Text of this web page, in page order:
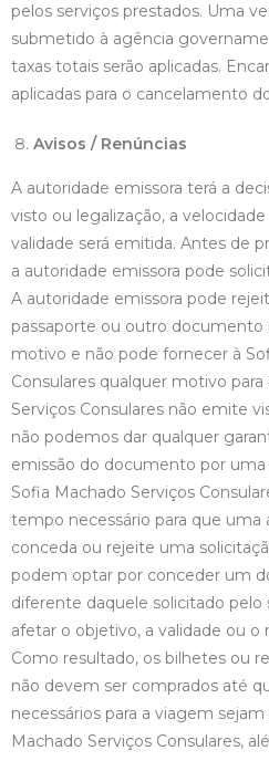
pelos serviços prestados. Uma
submetido à agência
taxas totais serão aplicadas.
aplicadas para o cancelamento
Avisos / Renúncias
A autoridade emissora terá a
visto ou legalização, a
validade será emitida. Antes de
a autoridade emissora pode
A autoridade emissora pode
passaporte ou outro
motivo e não pode fornecer à
Consulares qualquer motivo
Serviços Consulares não emite
não podemos dar qualquer
emissão do documento por uma
Sofia Machado Serviços
tempo necessário para que uma
conceda ou rejeite uma
podem optar por conceder um
diferente daquele solicitado
afetar o objetivo, a validade ou o
Como resultado, os bilhetes ou
não devem ser comprados até
necessários para a viagem
Machado Serviços Consulares,